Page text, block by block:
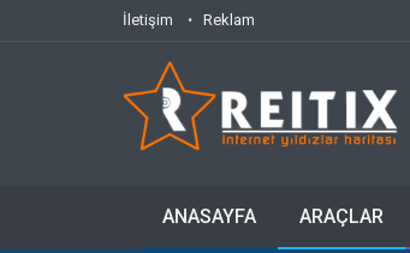
İletişim Reklam
ANASAYFA ARAÇLAR